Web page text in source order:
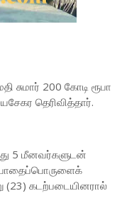
200 கோடி ரூபா
தெரிவித்தார்.
5 மீனவர்களுடன்
போதைப்பொருளைக்
(23) கடற்படையினரால்